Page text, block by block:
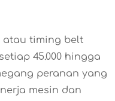
atau timing belt
45.000 hingga
peranan yang
mesin dan